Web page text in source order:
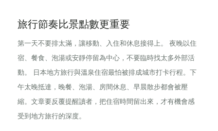
旅行節奏比景點數更重要
第一天不要排太滿，讓移動、入住和休息接得上。 夜晚以住
宿、餐食、泡湯或安靜停留為中心，不要臨時找太多外部活
動。 日本地方旅行與溫泉住宿最怕被排成城市打卡行程。下
午太晚抵達，晚餐、泡湯、房間休息、早晨散步都會被壓
縮。文章要反覆提醒讀者，把住宿時間留出來，才有機會感
受到地方旅行的深度。